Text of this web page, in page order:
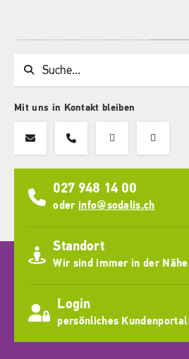
Suchwort
Mit uns in Kontakt bleiben
027 948 14 00
oder info@sodalis.ch
Standort
Wir sind immer in der Nähe
Login
persönliches Kundenportal